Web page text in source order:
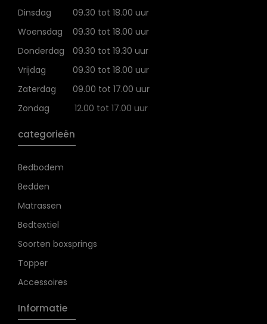
Dinsdag
09.30 tot 18.00 uur
Woensdag
09.30 tot 18.00 uur
Donderdag
09.30 tot 19.30 uur
Vrijdag
09.30 tot 18.00 uur
Zaterdag
09.00 tot 17.00 uur
Zondag
12.00 tot 17.00 uur
categorieën
Bedbodem
Bedden
Matrassen
Bedtextiel
Soorten boxsprings
Topper
Accessoires
Informatie